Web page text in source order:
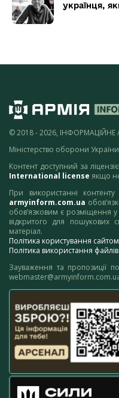
українця,
© 2018 - 2026, ІНФОРМАЦІЙНЕ
Міністерство оборони України
Контент доступний за
International license якщо
При використанні
armyinform.com.ua
обов’язковим є розміщення
відкритого для пошукових
матеріал.
Політика користування
Політика використання
Зауваження та пропозиції